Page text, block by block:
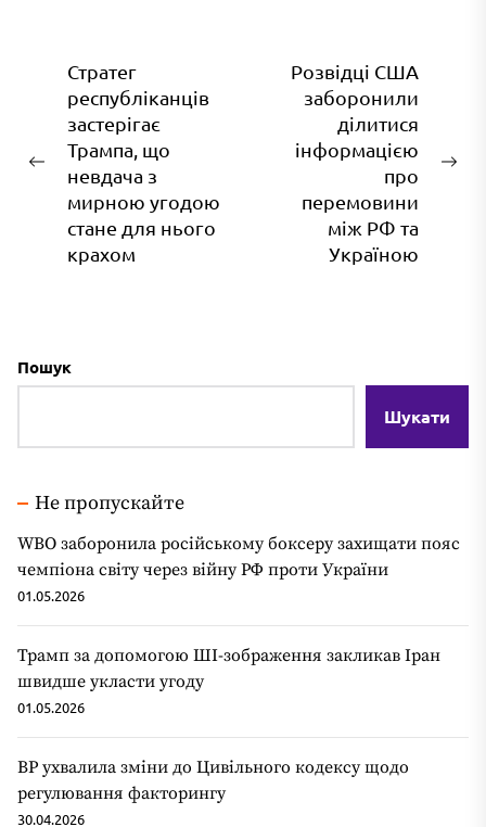
Навігація
записів
Попередній
запис:
Стратег
республіканців
застерігає
Трампа, що
невдача з
мирною угодою
стане для нього
крахом
Розвідці США
заборонили
ділитися
інформацією
про
перемовини
між РФ та
Україною
Пошук
Шукати
Не пропускайте
WBO заборонила російському боксеру захищати пояс
чемпіона світу через війну РФ проти України
01.05.2026
Трамп за допомогою ШІ-зображення закликав Іран
швидше укласти угоду
01.05.2026
ВР ухвалила зміни до Цивільного кодексу щодо
регулювання факторингу
30.04.2026